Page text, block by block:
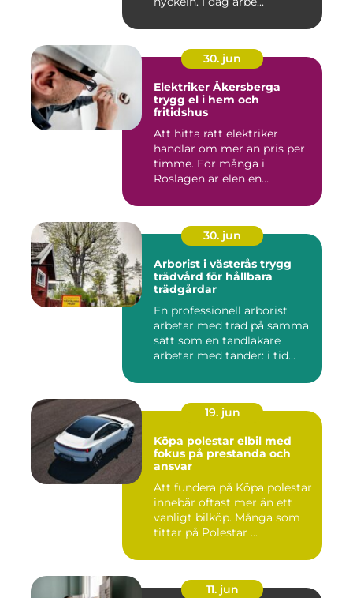
30. jun
Elektriker Åkersberga
trygg el i hem och
fritidshus
Att hitta rätt elektriker
handlar om mer än pris per
timme. För många i
Roslagen är elen en
30. jun
Arborist i västerås trygg
trädvård för hållbara
trädgårdar
En professionell arborist
arbetar med träd på samma
sätt som en tandläkare
arbetar med tänder: i tid...
19. jun
Köpa polestar elbil med
fokus på prestanda och
ansvar
Att fundera på Köpa polestar
innebär oftast mer än ett
vanligt bilköp. Många som
tittar på Polestar ...
11. jun